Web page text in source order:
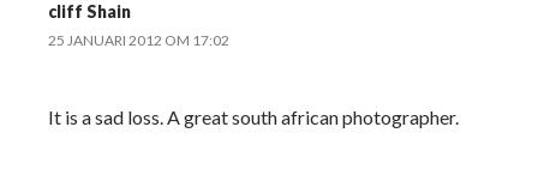
cliff Shain
25 JANUARI 2012 OM 17:02
It is a sad loss. A great south african photographer.